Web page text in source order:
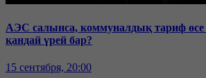
АЭС салынса, коммуналдық тариф
қандай үрей бар?
15 сентября, 20:00